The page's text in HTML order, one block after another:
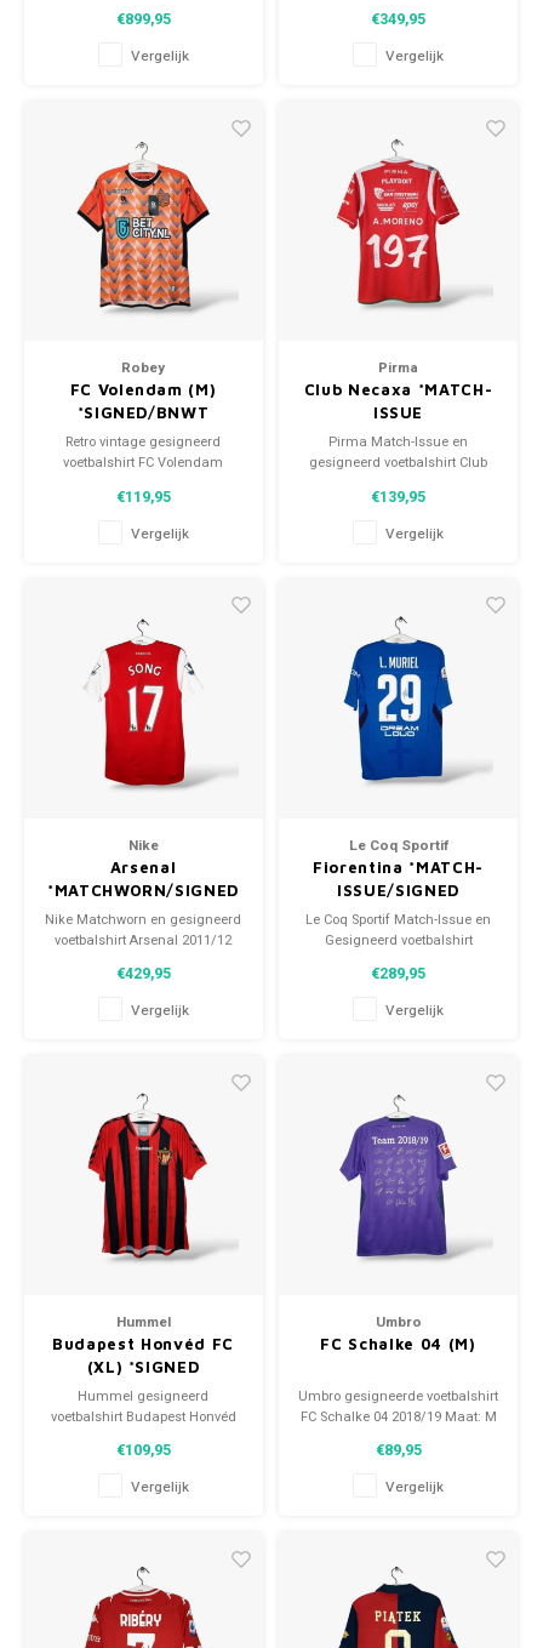
XL (unisex) Conditie: 9/10
(gebruikt)
€899,95
Vergelijk
M (unisex) Conditie: 9/10
(gebruikt)
€349,95
Vergelijk
Robey
FC Volendam (M)
*SIGNED/BNWT
Retro vintage gesigneerd
voetbalshirt FC Volendam
Algehele staat shirt: 10/10
(BNWT)
€119,95
Vergelijk
Pirma
Club Necaxa *MATCH-
ISSUE
Pirma Match-Issue en
gesigneerd voetbalshirt Club
(unisex) Conditie: 9.5/10
(gebruikt)
€139,95
Vergelijk
Nike
Arsenal
*MATCHWORN/SIGNED
Nike Matchworn en gesigneerd
voetbalshirt Arsenal 2011/12
9.5/10 (gebruikt)
€429,95
Vergelijk
Le Coq Sportif
Fiorentina *MATCH-
ISSUE/SIGNED
Le Coq Sportif Match-Issue en
Gesigneerd voetbalshirt
(unisex) Conditie: 10/10
(gebruikt)
€289,95
Vergelijk
Hummel
Budapest Honvéd FC
(XL) *SIGNED
Hummel gesigneerd
voetbalshirt Budapest Honvéd
Conditie: 10/10 (nieuw)
€109,95
Vergelijk
Umbro
FC Schalke 04 (M)
Umbro gesigneerde voetbalshirt
FC Schalke 04 2018/19 Maat: M
€89,95
Vergelijk